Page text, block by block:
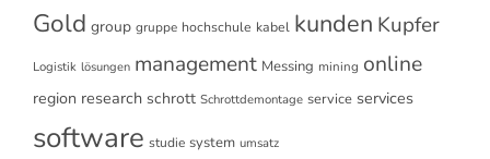
Gold group gruppe hochschule kabel kunden Kupfer
Logistik lösungen management Messing mining online
region research schrott Schrottdemontage service services
software studie system umsatz